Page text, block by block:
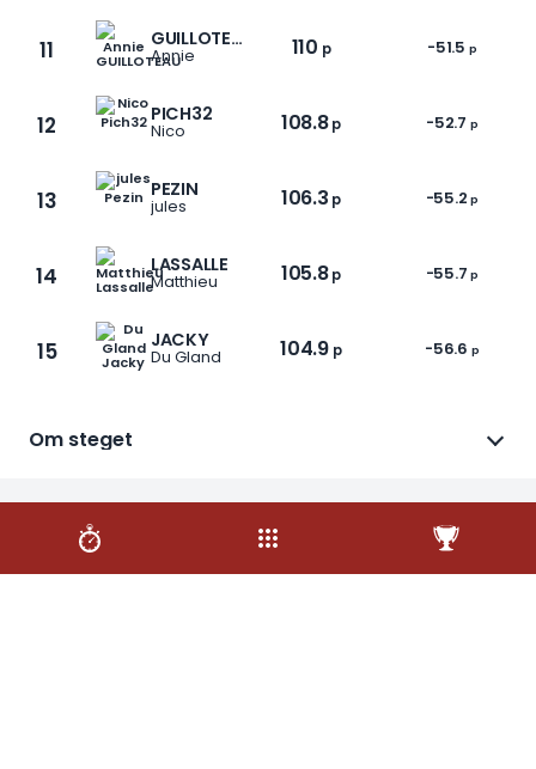
11 GUILLOTEAU
Annie 110 p -51.5 p
12 PICH32
Nico 108.8 p -52.7 p
13 PEZIN
jules 106.3 p -55.2 p
14 LASSALLE
Matthieu 105.8 p -55.7 p
15 JACKY
Du Gland 104.9 p -56.6 p
Om steget